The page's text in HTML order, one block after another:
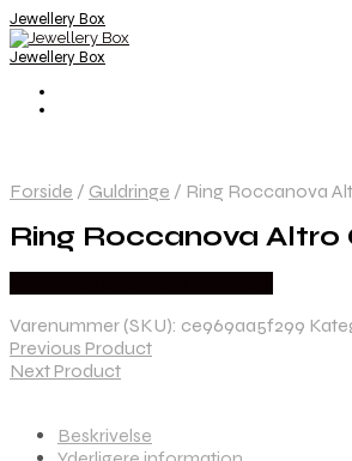
Jewellery Box
Jewellery Box
Forside / Guldringe / Ring Roccanova
Ring Roccanova Altro
Varenummer (SKU): ce969aa5f299
Previous Product
Next Product
Beskrivelse